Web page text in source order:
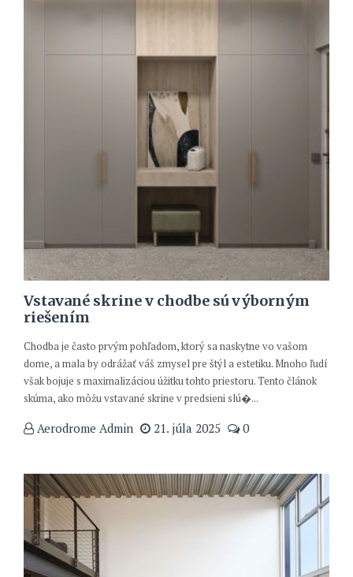
Vstavané skrine v chodbe sú výborným
riešením
Chodba je často prvým pohľadom, ktorý sa naskytne vo vašom
dome, a mala by odrážať váš zmysel pre štýl a estetiku. Mnoho ľudí
však bojuje s maximalizáciou úžitku tohto priestoru. Tento článok
skúma, ako môžu vstavané skrine v predsieni slú�...
Aerodrome Admin 21. júla 2025 0